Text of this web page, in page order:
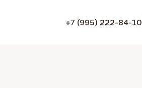
+7 (995) 222-84-10